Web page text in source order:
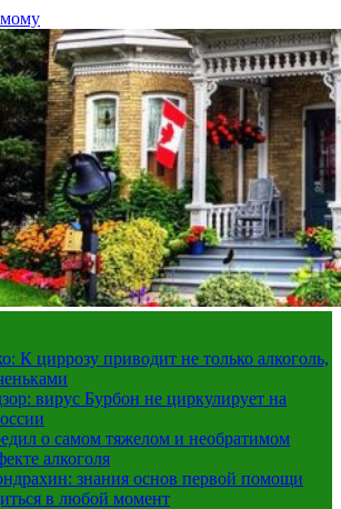
К циррозу приводит не только алкоголь,
вирус Бурбон не циркулирует на
о самом тяжелом и необратимом
алкоголя
знания основ первой помощи
в любой момент